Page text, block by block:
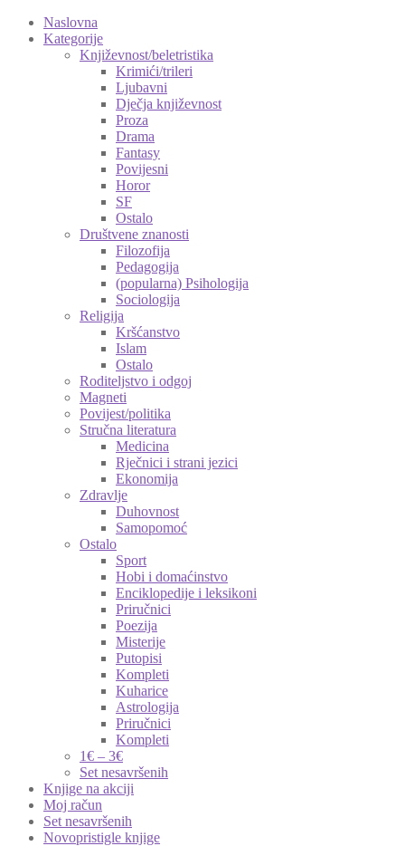
Naslovna
Kategorije
Književnost/beletristika
Krimići/trileri
Ljubavni
Dječja književnost
Proza
Drama
Fantasy
Povijesni
Horor
SF
Ostalo
Društvene znanosti
Filozofija
Pedagogija
(popularna) Psihologija
Sociologija
Religija
Kršćanstvo
Islam
Ostalo
Roditeljstvo i odgoj
Magneti
Povijest/politika
Stručna literatura
Medicina
Rječnici i strani jezici
Ekonomija
Zdravlje
Duhovnost
Samopomoć
Ostalo
Sport
Hobi i domaćinstvo
Enciklopedije i leksikoni
Priručnici
Poezija
Misterije
Putopisi
Kompleti
Kuharice
Astrologija
Priručnici
Kompleti
1€ – 3€
Set nesavršenih
Knjige na akciji
Moj račun
Set nesavršenih
Novopristigle knjige